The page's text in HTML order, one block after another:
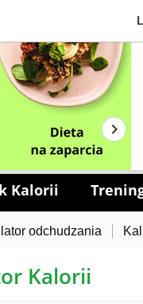
Kalorii
odchudzania
Kalorii